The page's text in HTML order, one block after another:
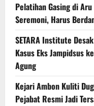
Pelatihan Gasing di
Seremoni, Harus
SETARA Institute
Kasus Eks Jampidsus
Agung
Kejari Ambon Kuliti
Pejabat Resmi Jadi